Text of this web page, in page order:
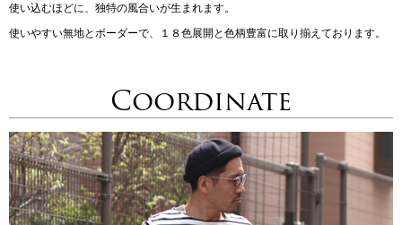
使い込むほどに、独特の風合いが生まれます。
使いやすい無地とボーダーで、１８色展開と色柄豊富に取り揃えております。
Coordinate